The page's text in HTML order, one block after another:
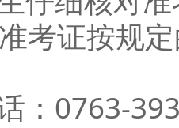
考证按规
：0763-